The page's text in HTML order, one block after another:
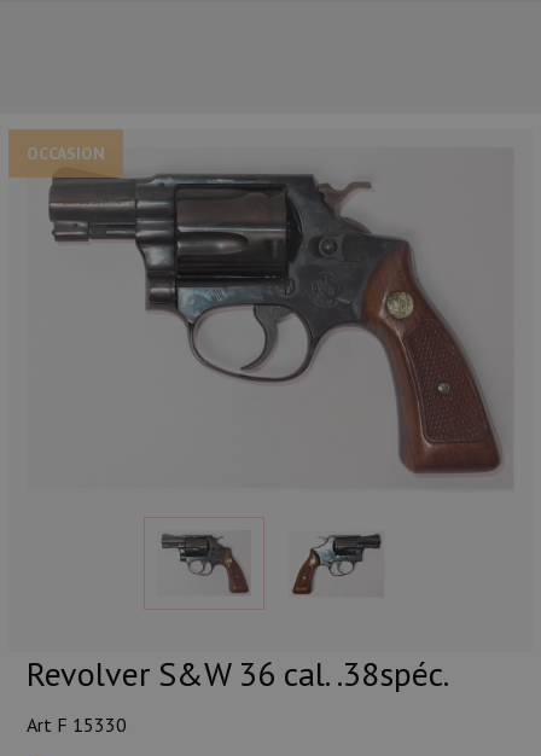
OCCASION
Revolver S&W 36 cal. .38spéc.
Art F 15330
NOS PRINCIPALES MARQUES
NOS CATÉGORIES PRINCIPALES
Lampes et accessoires